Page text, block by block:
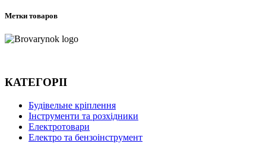
Метки товаров
КАТЕГОРІІ
Будівельне кріплення
Інструменти та розхідники
Електротовари
Електро та бензоінструмент